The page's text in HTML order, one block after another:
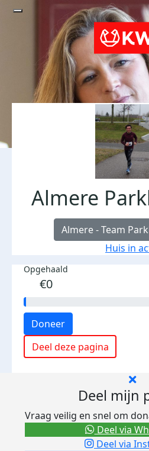
Almere
Almere - Team
Huis in
Opgehaald
€0
Doneer
Deel deze pagina
Deel mijn
Vraag veilig en snel om
Deel via
Deel via